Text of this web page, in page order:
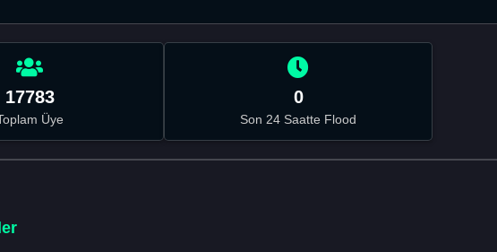
17783
Üye
0
Son 24 Saatte Flood